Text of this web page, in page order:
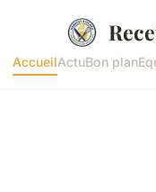
AccueilActuBon plan